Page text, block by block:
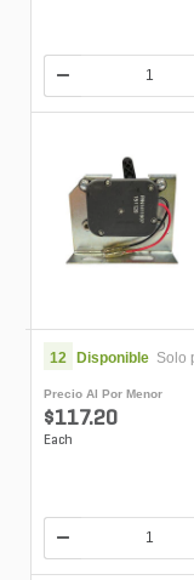
12 Disponible Solo
Precio Al Por Menor
$117.20
Each